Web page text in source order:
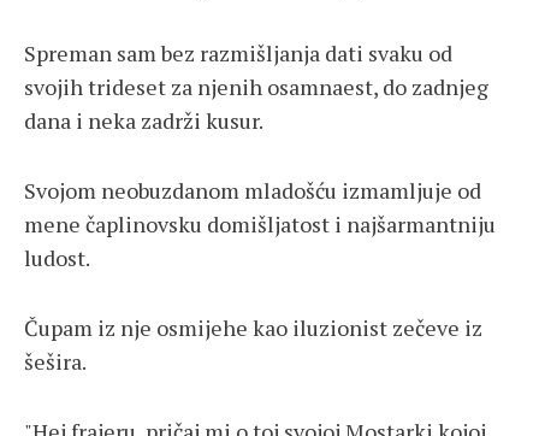
Spreman sam bez razmišljanja dati svaku od
svojih trideset za njenih osamnaest, do zadnjeg
dana i neka zadrži kusur.
Svojom neobuzdanom mladošću izmamljuje od
mene čaplinovsku domišljatost i najšarmantniju
ludost.
Čupam iz nje osmijehe kao iluzionist zečeve iz
šešira.